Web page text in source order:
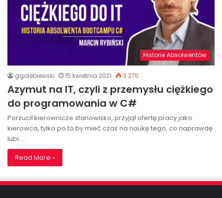
Historie Absolwentów
ggolebiewski 15 kwietnia 2021 3 275
Azymut na IT, czyli z przemysłu ciężkiego
do programowania w C#
Porzucił kierownicze stanowisko, przyjął ofertę pracy jako
kierowca, tylko po to by mieć czas na naukę tego, co naprawdę
lubi.…
Read More »